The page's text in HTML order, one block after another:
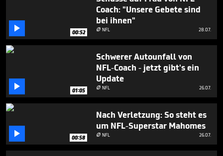
5
seconds
 00:52
Coach: "Unsere Gebete sind
bei ihnen"
 NFL 28.07.
 01:05
Schwerer Autounfall von
NFL-Coach - jetzt gibt's ein
Update
 NFL 26.07.
 00:58
Nach Verletzung: So steht es
um NFL-Superstar Mahomes
 NFL 26.07.